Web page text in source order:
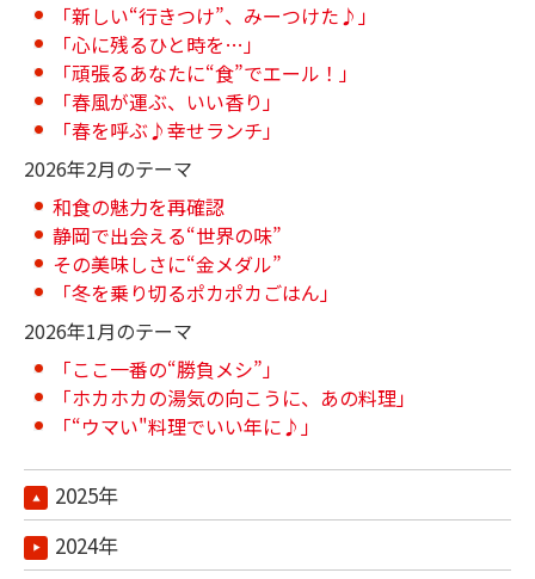
「新しい“行きつけ”、みーつけた♪」
「心に残るひと時を…」
「頑張るあなたに“食”でエール！」
「春風が運ぶ、いい香り」
「春を呼ぶ♪幸せランチ」
2026年2月のテーマ
和食の魅力を再確認
静岡で出会える“世界の味”
その美味しさに“金メダル”
「冬を乗り切るポカポカごはん」
2026年1月のテーマ
「ここ一番の“勝負メシ”」
「ホカホカの湯気の向こうに、あの料理」
「“ウマい"料理でいい年に♪」
2025年
2024年